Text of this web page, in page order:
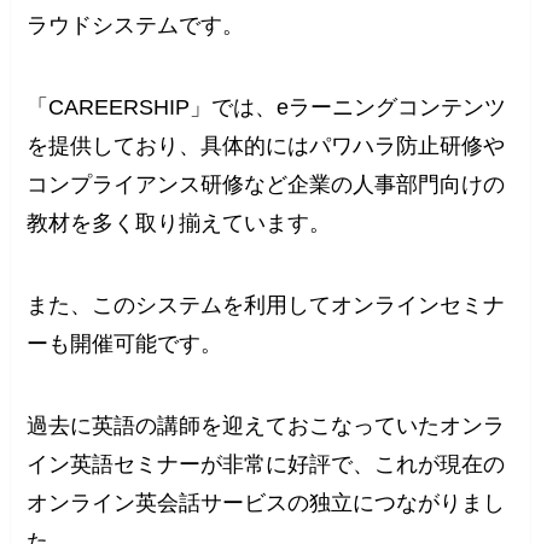
ラウドシステムです。
「CAREERSHIP」では、eラーニングコンテンツ
を提供しており、具体的にはパワハラ防止研修や
コンプライアンス研修など企業の人事部門向けの
教材を多く取り揃えています。
また、このシステムを利用してオンラインセミナ
ーも開催可能です。
過去に英語の講師を迎えておこなっていたオンラ
イン英語セミナーが非常に好評で、これが現在の
オンライン英会話サービスの独立につながりまし